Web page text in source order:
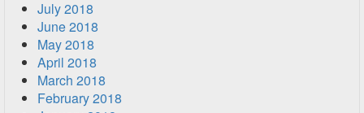
July 2018
June 2018
May 2018
April 2018
March 2018
February 2018